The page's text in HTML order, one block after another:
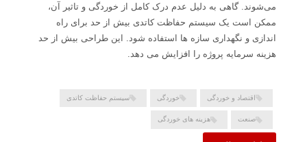
می‌شوند. گاهی به دلیل عدم درک کامل از خوردگی و تاثیر آن،
ممکن است یک سیستم حفاظت کاتدی بیش از حد برای راه
اندازی و نگهداری سازه ها استفاده شود. این طراحی بیش از حد
هزینه سرمایه پروژه را افزایش می دهد.
اقتصاد و خوردگی خوردگی سیستم حفاظت کاتدی
صنعت هزینه های خوردگی